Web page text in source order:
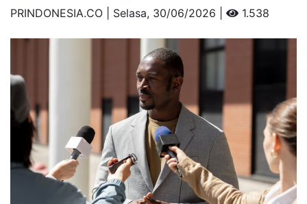
PRINDONESIA.CO | Selasa, 30/06/2026 | 1.538